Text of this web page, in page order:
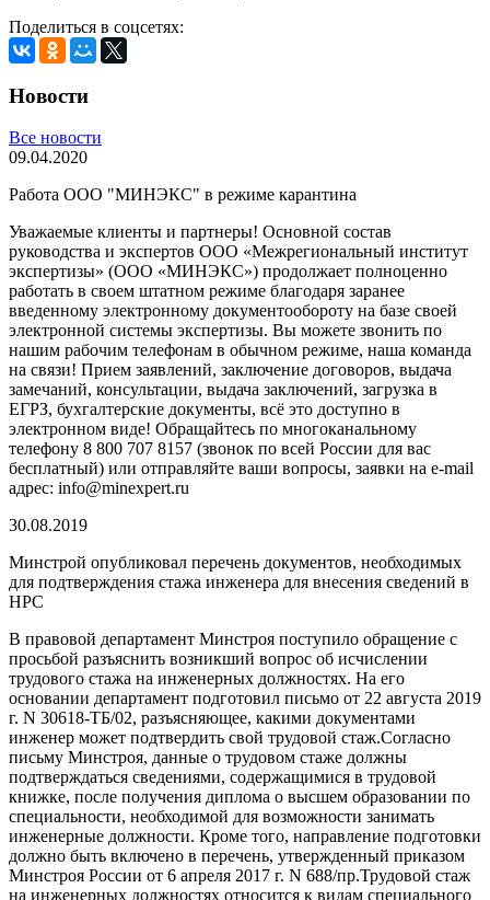
Поделиться в соцсетях:
Новости
Все новости
09.04.2020
Работа ООО "МИНЭКС" в режиме карантина
Уважаемые клиенты и партнеры! Основной состав
руководства и экспертов ООО «Межрегиональный институт
экспертизы» (ООО «МИНЭКС») продолжает полноценно
работать в своем штатном режиме благодаря заранее
введенному электронному документообороту на базе своей
электронной системы экспертизы. Вы можете звонить по
нашим рабочим телефонам в обычном режиме, наша команда
на связи! Прием заявлений, заключение договоров, выдача
замечаний, консультации, выдача заключений, загрузка в
ЕГРЗ, бухгалтерские документы, всё это доступно в
электронном виде! Обращайтесь по многоканальному
телефону 8 800 707 8157 (звонок по всей России для вас
бесплатный) или отправляйте ваши вопросы, заявки на e-mail
адрес: info@minexpert.ru
30.08.2019
Минстрой опубликовал перечень документов, необходимых
для подтверждения стажа инженера для внесения сведений в
НРС
В правовой департамент Минстроя поступило обращение с
просьбой разъяснить возникший вопрос об исчислении
трудового стажа на инженерных должностях. На его
основании департамент подготовил письмо от 22 августа 2019
г. N 30618-ТБ/02, разъясняющее, какими документами
инженер может подтвердить свой трудовой стаж.Согласно
письму Минстроя, данные о трудовом стаже должны
подтверждаться сведениями, содержащимися в трудовой
книжке, после получения диплома о высшем образовании по
специальности, необходимой для возможности занимать
инженерные должности. Кроме того, направление подготовки
должно быть включено в перечень, утвержденный приказом
Минстроя России от 6 апреля 2017 г. N 688/пр.Трудовой стаж
на инженерных должностях относится к видам специального